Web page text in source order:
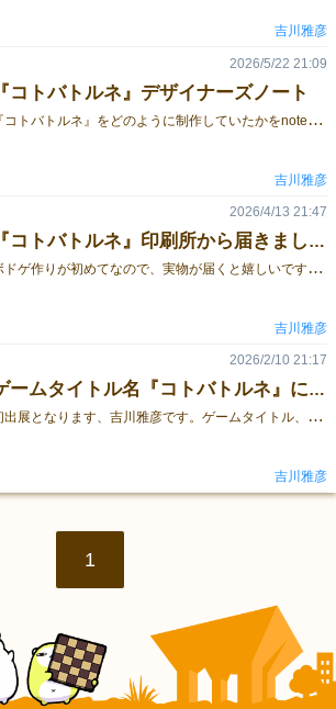
吉川雅彦
『コトバトルネ』デザイナーズノート
『
コトバトルネ』をどのように制作していたかをnoteに書きました。https://note.com/yoshikawalog/n/n5a73762ac666
2026/5/22 21:09
吉川雅彦
『コトバトルネ』印刷所から届きました！
ボ
ドゲ作りが初めてなので、実物が届くと嬉しいですね！
2026/4/13 21:47
吉川雅彦
ゲームタイトル名『コトバトルネ』に決定
初
出展となります、吉川雅彦です。ゲームタイトル、『コトバトルネ』でいこうかと思います。2026年春の出展に向けてデザインなど製作中です。徐々に公開していこうと思います。ジャンルはワードゲーム。しりとりをして、場のお題を取っていくリアルタイム知識バトルです！
2026/2/10 21:17
吉川雅彦
1